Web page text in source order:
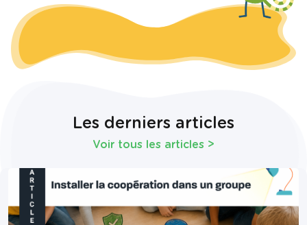
Les derniers articles
Voir tous les articles >